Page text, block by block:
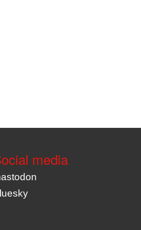
media